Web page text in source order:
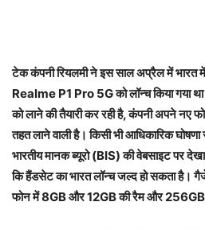
टेक कंपनी रियलमी ने इस साल अप्रैल में
Realme P1 Pro 5G को लॉन्च किया
को लाने की तैयारी कर रही है, कंपनी अपने नए
तहत लाने वाली है। किसी भी आधिकारिक
भारतीय मानक ब्यूरो (BIS) की वेबसाइट पर
कि हैंडसेट का भारत लॉन्च जल्द हो सकता है।
फोन में 8GB और 12GB की रैम और 256GB